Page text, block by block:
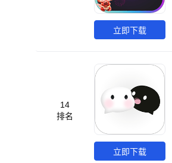
立即下载
14
排名
立即下载